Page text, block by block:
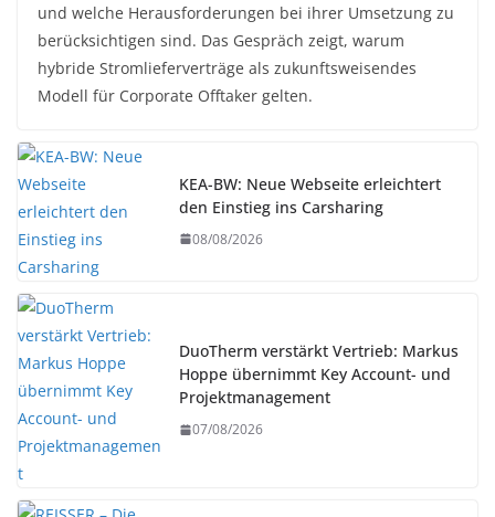
und welche Herausforderungen bei ihrer Umsetzung zu
berücksichtigen sind. Das Gespräch zeigt, warum
hybride Stromlieferverträge als zukunftsweisendes
Modell für Corporate Offtaker gelten.
KEA-BW: Neue Webseite erleichtert
den Einstieg ins Carsharing
08/08/2026
DuoTherm verstärkt Vertrieb: Markus
Hoppe übernimmt Key Account- und
Projektmanagement
07/08/2026